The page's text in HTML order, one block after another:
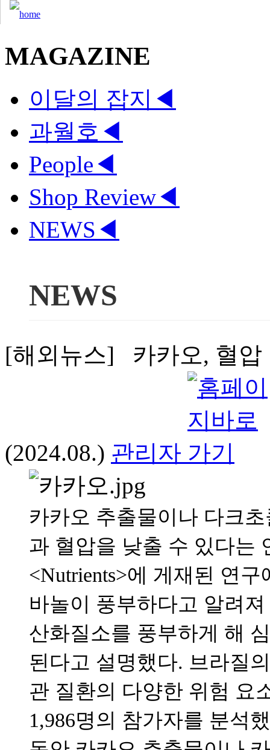
MAGAZINE
이달의 잡지 ◀
과월호 ◀
People◀
Shop Review◀
NEWS ◀
NEWS
[해외뉴스] 카카오, 혈압
(2024.08.) 관리자
카카오 추출물이나 다크
과 혈압을 낮출 수 있다는
<Nutrients>에 게재된 연
바놀이 풍부하다고 알려
산화질소를 풍부하게 해
된다고 설명했다. 브라질
관 질환의 다양한 위험 요
1,986명의 참가자를 분석